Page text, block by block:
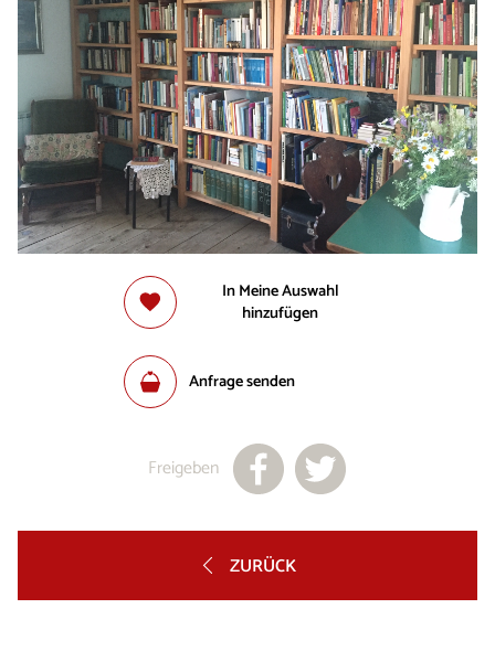
In Meine Auswahl
hinzufügen
Anfrage senden
Freigeben
ZURÜCK